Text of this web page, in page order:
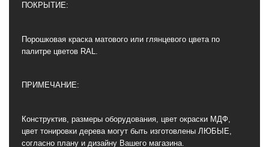
ПОКРЫТИЕ:
Порошковая краска матового или глянцевого цвета по
палитре цветов RAL.
ПРИМЕЧАНИЕ:
Конструктив, размеры оборудования, цвет окраски МДФ,
цвет тонировки дерева могут быть изготовлены ЛЮБЫЕ,
согласно плану и дизайну Вашего магазина.